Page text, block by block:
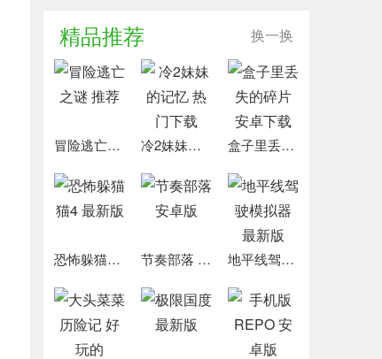
精品推荐 换一换
冒险逃亡之谜 推荐 冷2妹妹的记忆 热门下载 盒子里丢失的碎片 安卓下载
恐怖躲猫猫4 最新版 节奏部落 安卓版 地平线驾驶模拟器 最新版